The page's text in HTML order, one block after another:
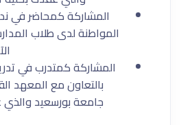
المشاركة كمحاضر في
المواطنة لدى طلاب
المشاركة كمتدرب في
بالتعاون مع المعهد